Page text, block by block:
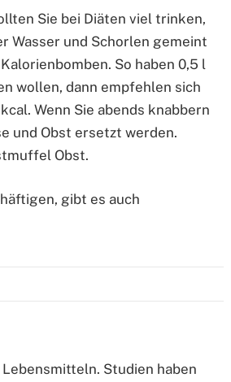
Sie bei Diäten viel trinken,
Wasser und Schorlen gemeint
So haben 0,5 l
wollen, dann empfehlen sich
Wenn Sie abends knabbern
und Obst ersetzt werden.
Obst.
gibt es auch
Studien haben